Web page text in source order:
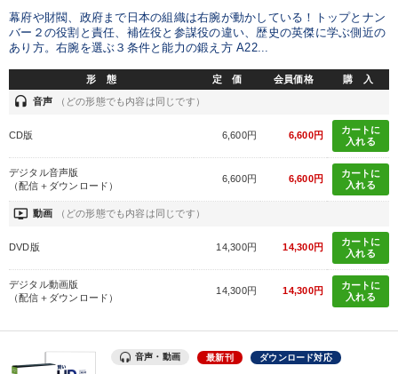
幕府や財閥、政府まで日本の組織は右腕が動かしている！トップとナン
バー２の役割と責任、補佐役と参謀役の違い、歴史の英傑に学ぶ側近の
あり方。右腕を選ぶ３条件と能力の鍛え方 A22...
形 態 定 価 会員価格 購 入
headset 音声 （どの形態でも内容は同じです）
CD版 6,600円 6,600円
カートに
入れる
デジタル音声版
（配信＋ダウンロード）
6,600円 6,600円
カートに
入れる
ondemand_video 動画 （どの形態でも内容は同じです）
DVD版 14,300円 14,300円
カートに
入れる
デジタル動画版
（配信＋ダウンロード）
14,300円 14,300円
カートに
入れる
音声・動画 最新刊 ダウンロード対応